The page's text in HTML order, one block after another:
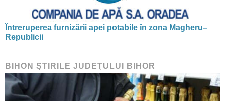
Întreruperea furnizării apei potabile în zona Magheru–
Republicii
BIHON ŞTIRILE JUDEŢULUI BIHOR